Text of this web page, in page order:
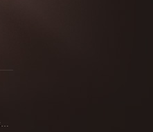
「皇室美鑽展」將於太古城中心舉行，一同見證天然鑽石的閃爍魅力！ 日期： 2020年6月5至7日 時間： 上午11時半至下午9時 地點： 太古城中心2樓中橋